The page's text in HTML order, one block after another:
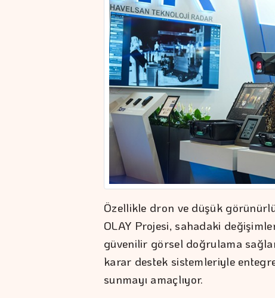
Özellikle dron ve düşük
OLAY Projesi, sahadaki
güvenilir görsel doğrulama
karar destek sistemleriyle
sunmayı amaçlıyor.